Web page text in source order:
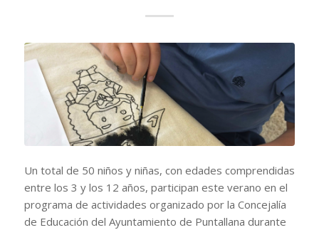
Un total de 50 niños y niñas, con edades comprendidas
entre los 3 y los 12 años, participan este verano en el
programa de actividades organizado por la Concejalía
de Educación del Ayuntamiento de Puntallana durante